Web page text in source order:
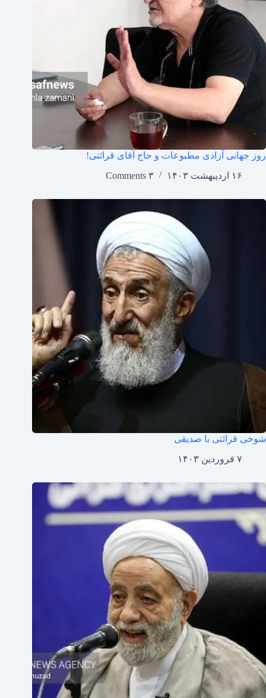
روز جهانی آزادی مطبوعات و حاج آقای قرائتی!
۱۶ اردیبهشت ۱۴۰۳
۳ Comments
شوخی قرائتی با صدیقی
۷ فروردین ۱۴۰۳